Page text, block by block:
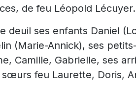
de feu Léopold Lécuyer.
deuil ses enfants Daniel
(Marie-Annick), ses
Camille, Gabrielle, ses
sœurs feu Laurette, Doris,